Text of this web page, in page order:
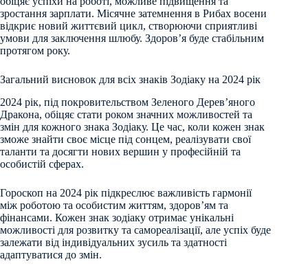
зростання зарплати. Місячне затемнення в Рибах восени
відкриє новий життєвий цикл, створюючи сприятливі
умови для заключення шлюбу. Здоров’я буде стабільним
протягом року.
Загальний висновок для всіх знаків Зодіаку на 2024 рік
2024 рік, під покровительством Зеленого Дерев’яного
Дракона, обіцяє стати роком значних можливостей та
змін для кожного знака Зодіаку. Це час, коли кожен знак
зможе знайти своє місце під сонцем, реалізувати свої
таланти та досягти нових вершин у професійній та
особистій сферах.
Гороскоп на 2024 рік підкреслює важливість гармонії
між роботою та особистим життям, здоров’ям та
фінансами. Кожен знак зодіаку отримає унікальні
можливості для розвитку та самореалізації, але успіх буде
залежати від індивідуальних зусиль та здатності
адаптуватися до змін.